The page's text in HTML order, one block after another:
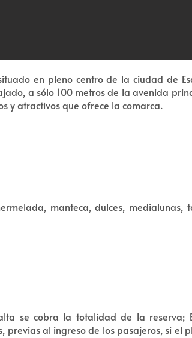
en pleno centro de la ciudad de
a sólo 100 metros de la avenida
y atractivos que ofrece la comarca.
manteca, dulces, medialunas,
se cobra la totalidad de la reserva;
previas al ingreso de los pasajeros, si el